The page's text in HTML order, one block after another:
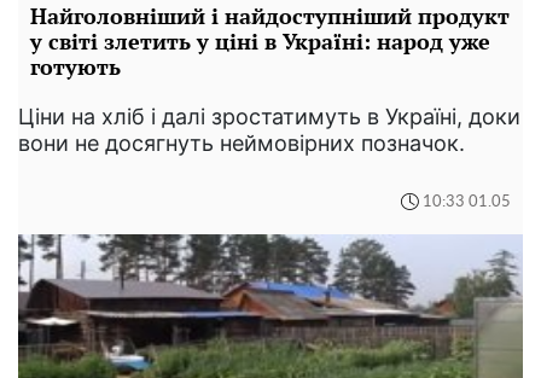
Найголовніший і найдоступніший продукт
у світі злетить у ціні в Україні: народ уже
готують
Ціни на хліб і далі зростатимуть в Україні, доки
вони не досягнуть неймовірних позначок.
10:33 01.05